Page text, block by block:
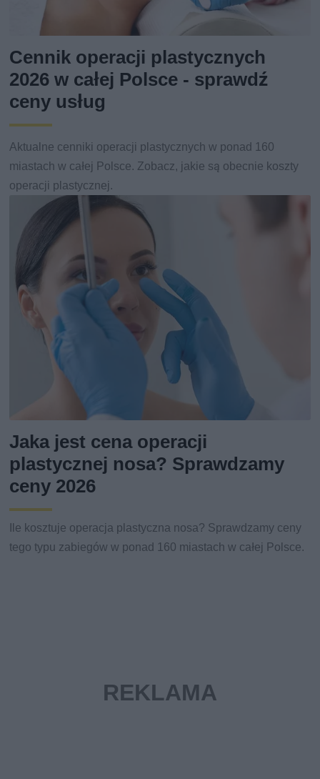
Cennik operacji plastycznych
2026 w całej Polsce - sprawdź
ceny usług
Aktualne cenniki operacji plastycznych w ponad 160
miastach w całej Polsce. Zobacz, jakie są obecnie koszty
operacji plastycznej.
Jaka jest cena operacji
plastycznej nosa? Sprawdzamy
ceny 2026
Ile kosztuje operacja plastyczna nosa? Sprawdzamy ceny
tego typu zabiegów w ponad 160 miastach w całej Polsce.